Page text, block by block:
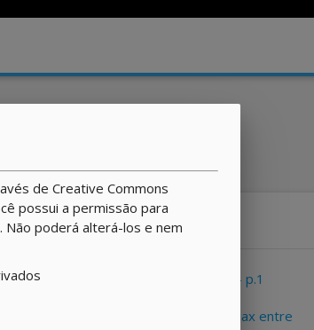
de Creative Commons
possui a permissão para
poderá alterá-los e nem
em:
Sumário
apresentação - p.1